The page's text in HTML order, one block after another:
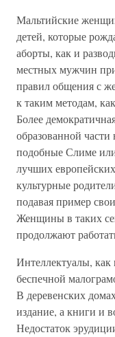
Мальтийские
детей, которые
аборты, как и
местных мужчин
правил общения с
к таким методам,
Более
образованной
подобные Слиме
лучших
культурные
подавая пример
Женщины в таких
продолжают
Интеллектуалы, как
беспечной
В деревенских
издание, а книги и
Недостаток